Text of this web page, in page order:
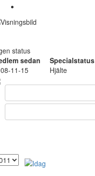
status
sedan
Specialstatus
11-15
Hjälte